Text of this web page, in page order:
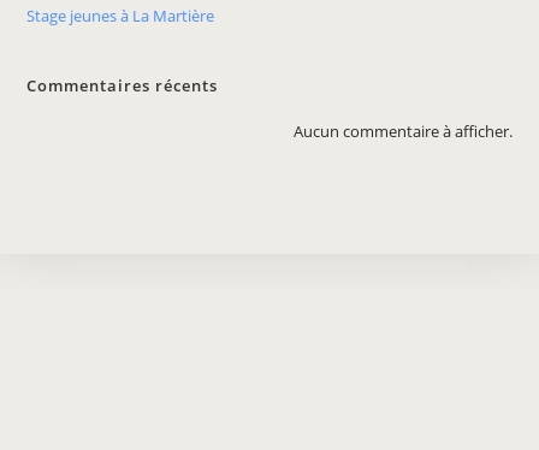
Stage jeunes à La Martière
Commentaires récents
Aucun commentaire à afficher.